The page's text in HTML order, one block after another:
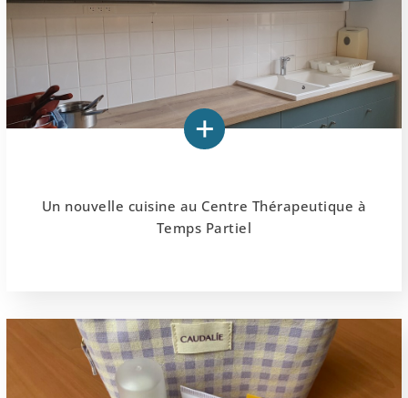
Un nouvelle cuisine au Centre Thérapeutique à
Temps Partiel